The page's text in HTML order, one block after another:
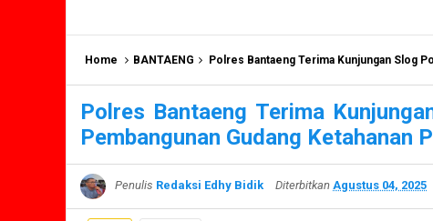
Home BANTAENG Polres Bantaeng Terima Kunjungan Slog Polri,
Polres Bantaeng Terima
Pembangunan Gudang Ketahanan
Penulis Redaksi Edhy Bidik Diterbitkan Agustus 04, 2025